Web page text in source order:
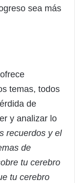
sea más
temas, todos
de
y analizar lo
recuerdos y el
de
tu cerebro
tu cerebro